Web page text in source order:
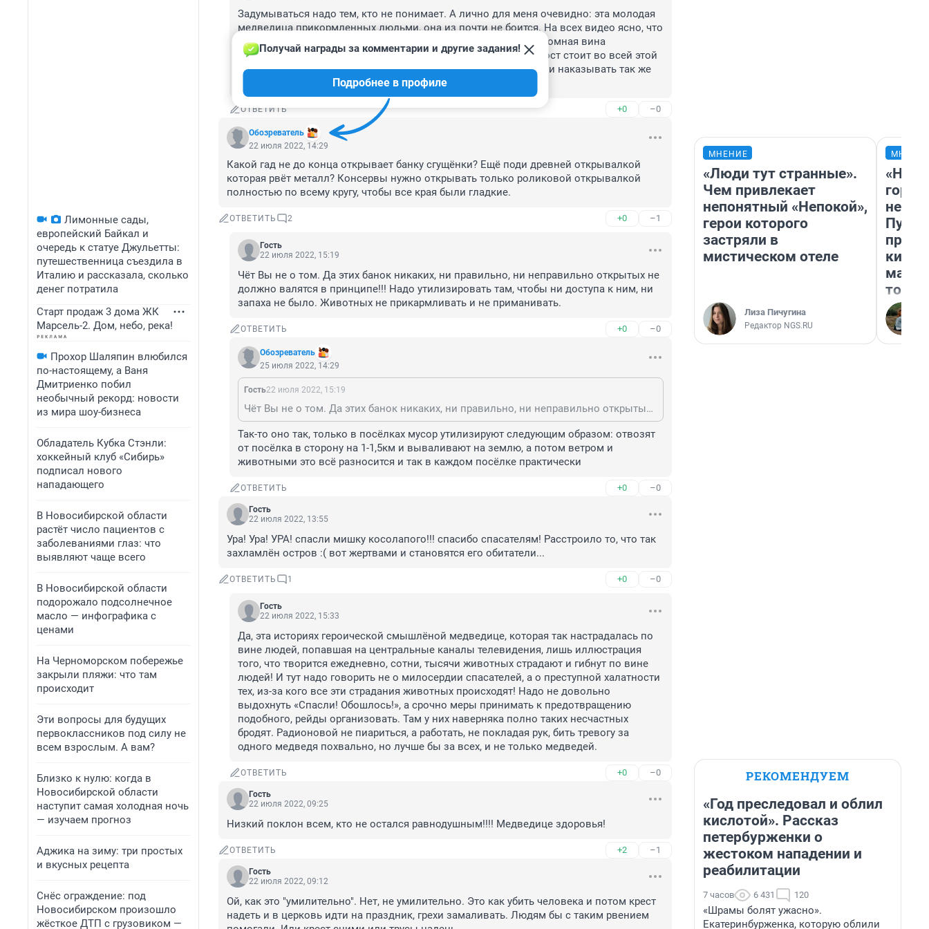
Лимонные сады,
европейский Байкал и
очередь к статуе Джульетты:
путешественница съездила в
Италию и рассказала, сколько
денег потратила
Старт продаж 3 дома ЖК
Марсель-2. Дом, небо, река!
Прохор Шаляпин влюбился
по-настоящему, а Ваня
Дмитриенко побил
необычный рекорд: новости
из мира шоу-бизнеса
Обладатель Кубка Стэнли:
хоккейный клуб «Сибирь»
подписал нового
нападающего
В Новосибирской области
растёт число пациентов с
заболеваниями глаз: что
выявляют чаще всего
В Новосибирской области
подорожало подсолнечное
масло — инфографика с
ценами
На Черноморском побережье
закрыли пляжи: что там
происходит
Эти вопросы для будущих
первоклассников под силу не
всем взрослым. А вам?
Близко к нулю: когда в
Новосибирской области
наступит самая холодная ночь
— изучаем прогноз
Аджика на зиму: три простых
и вкусных рецепта
Снёс ограждение: под
Новосибирском произошло
жёсткое ДТП с грузовиком —
Задумываться надо тем, кто не понимает. А лично для меня очевидно: эта молодая
медведица прикормленных людьми, она из почти не боится. На всех видео ясно, что
доверяет практически безгранично. Безответственность и огромная вина
конкретных людей перед дикой природой просто в полный рост стоит во всей этой
истории! Вот о чем надо сейчас говорить, находить виновных и наказывать так же
показательно, как спасали медведицу.
ОТВЕТИТЬ +0 –0
Обозреватель
Получай награды за комментарии и другие задания!
Подробнее в профиле
22 июля 2022, 14:29
Какой гад не до конца открывает банку сгущёнки? Ещё поди древней открывалкой
которая рвёт металл? Консервы нужно открывать только роликовой открывалкой
полностью по всему кругу, чтобы все края были гладкие.
ОТВЕТИТЬ 2 +0 –1
Гость
22 июля 2022, 15:19
Чёт Вы не о том. Да этих банок никаких, ни правильно, ни неправильно открытых не
должно валятся в принципе!!! Надо утилизировать там, чтобы ни доступа к ним, ни
запаха не было. Животных не прикармливать и не приманивать.
ОТВЕТИТЬ +0 –0
Обозреватель
25 июля 2022, 14:29
Гость22 июля 2022, 15:19
Чёт Вы не о том. Да этих банок никаких, ни правильно, ни неправильно открытых не должно валятся в принципе!!! Надо утилизировать там, чтобы ни доступа к ним, ни запаха не было. Животных не прикармливать и не приманивать.
Так-то оно так, только в посёлках мусор утилизируют следующим образом: отвозят
от посёлка в сторону на 1-1,5км и вываливают на землю, а потом ветром и
животными это всё разносится и так в каждом посёлке практически
ОТВЕТИТЬ +0 –0
Гость
22 июля 2022, 13:55
Ура! Ура! УРА! спасли мишку косолапого!!! спасибо спасателям! Расстроило то, что так
захламлён остров :( вот жертвами и становятся его обитатели...
ОТВЕТИТЬ 1 +0 –0
Гость
22 июля 2022, 15:33
Да, эта историях героической смышлёной медведице, которая так настрадалась по
вине людей, попавшая на центральные каналы телевидения, лишь иллюстрация
того, что творится ежедневно, сотни, тысячи животных страдают и гибнут по вине
людей! И тут надо говорить не о милосердии спасателей, а о преступной халатности
тех, из-за кого все эти страдания животных происходят! Надо не довольно
выдохнуть «Спасли! Обошлось!», а срочно меры принимать к предотвращению
подобного, рейды организовать. Там у них наверняка полно таких несчастных
бродят. Радионовой не пиариться, а работать, не покладая рук, бить тревогу за
одного медведя похвально, но лучше бы за всех, и не только медведей.
ОТВЕТИТЬ +0 –0
Гость
22 июля 2022, 09:25
Низкий поклон всем, кто не остался равнодушным!!!! Медведице здоровья!
ОТВЕТИТЬ +2 –1
Гость
22 июля 2022, 09:12
Ой, как это "умилительно". Нет, не умилительно. Это как убить человека и потом крест
надеть и в церковь идти на праздник, грехи замаливать. Людям бы с таким рвением
МНЕНИЕ
«Люди тут странные».
Чем привлекает
непонятный «Непокой»,
герои которого
застряли в
мистическом отеле
Лиза Пичугина
Редактор NGS.RU
«Нет
того
РЕКОМЕНДУЕМ
«Год преследовал и облил
кислотой». Рассказ
петербурженки о
жестоком нападении и
реабилитации
7 часов 6 431 120
«Шрамы болят ужасно».
Екатеринбурженка, которую облили